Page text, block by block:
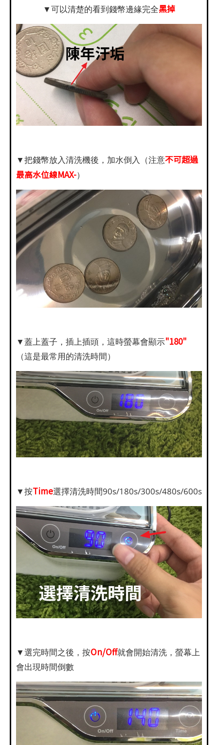
▼可以清楚的看到錢幣邊緣完全黑掉
▼把錢幣放入清洗機後，加水倒入（注意不可超過
最高水位線MAX-）
▼蓋上蓋子，插上插頭，這時螢幕會顯示"180"
（這是最常用的清洗時間）
▼按Time選擇清洗時間90s/180s/300s/480s/600s
▼選完時間之後，按On/Off就會開始清洗，螢幕上
會出現時間倒數